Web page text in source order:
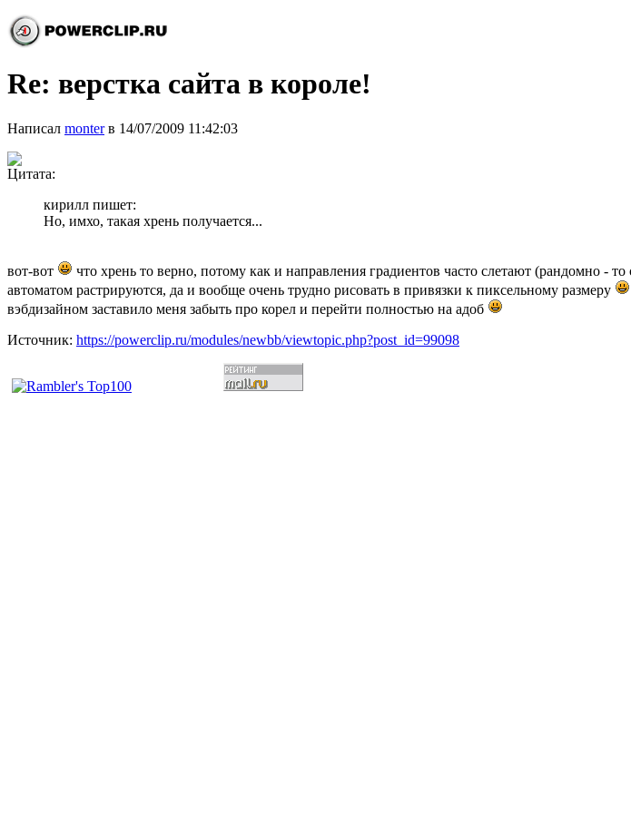
Re: верстка сайта в короле!
Написал monterв 14/07/2009 11:42:03
Цитата:
кирилл пишет:
Но, имхо, такая хрень получается...
вот-вот что хрень то верно, потому как и направления градиентов часто слетают (рандомно - то
автоматом растрируются, да и вообще очень трудно рисовать в привязки к пиксельному размеру
вэбдизайном заставило меня забыть про корел и перейти полностью на адоб
Источник: https://powerclip.ru/modules/newbb/viewtopic.php?post_id=99098